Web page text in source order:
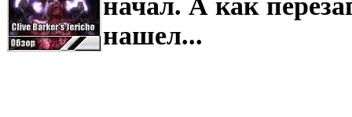
нашел...